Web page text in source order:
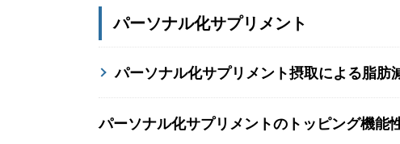
パーソナル化サプリメント
パーソナル化サプリメント摂取による脂肪
パーソナル化サプリメントのトッピング機能